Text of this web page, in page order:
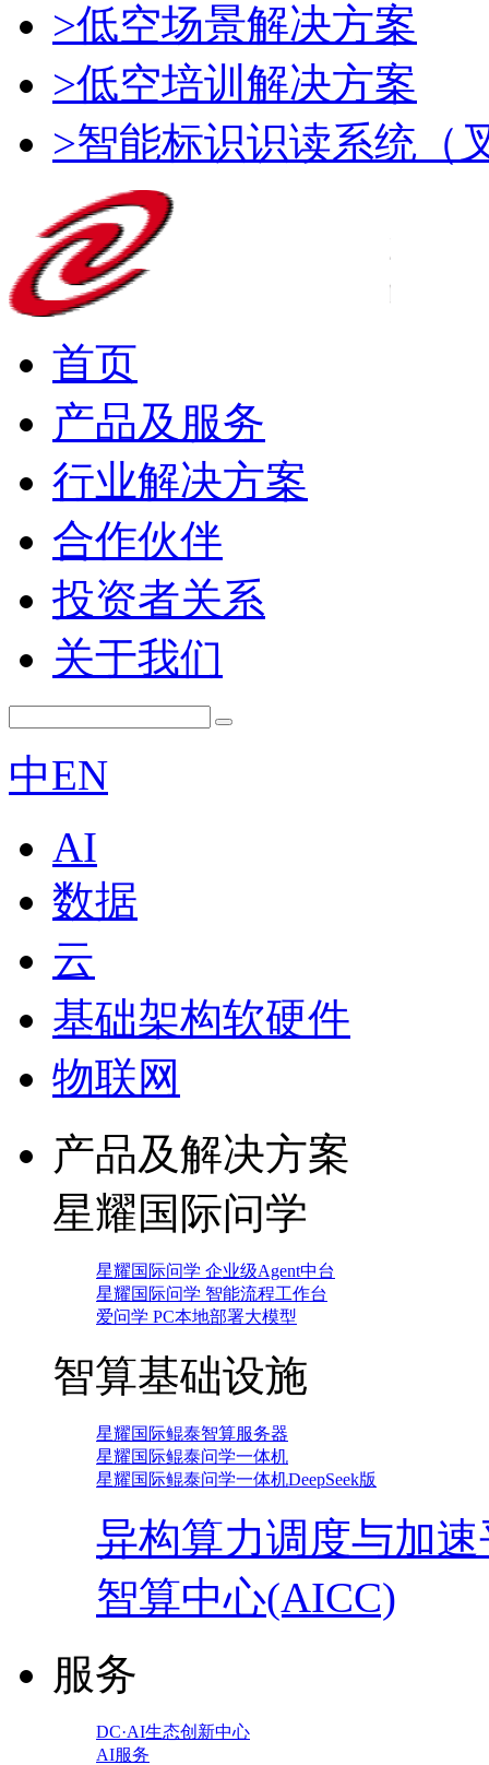
>低空场景解决方案
>低空培训解决方案
>智能标识识读系统（
首页
产品及服务
行业解决方案
合作伙伴
投资者关系
关于我们
中EN
AI
数据
云
基础架构软硬件
物联网
产品及解决方案
星耀国际问学
星耀国际问学 企业级Agent中台
星耀国际问学 智能流程工作台
爱问学 PC本地部署大模型
智算基础设施
星耀国际鲲泰智算服务器
星耀国际鲲泰问学一体机
星耀国际鲲泰问学一体机DeepSeek版
异构算力调度与加
智算中心(AICC)
服务
DC·AI生态创新中心
AI服务